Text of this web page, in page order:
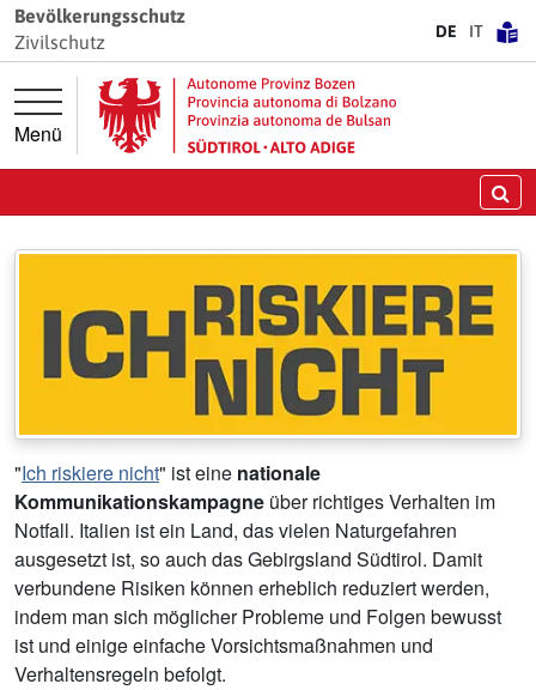
Springe direkt zur Hauptnavigation
Springe direkt zum Inhalt
Bevölkerungsschutz
Zivilschutz
DE IT
Menü Zivilschutz
Sicherheit. Verantwortung. Vertrauen.
"Ich riskiere nicht" ist eine nationale
Kommunikationskampagne über richtiges Verhalten im
Notfall. Italien ist ein Land, das vielen Naturgefahren
ausgesetzt ist, so auch das Gebirgsland Südtirol. Damit
verbundene Risiken können erheblich reduziert werden,
indem man sich möglicher Probleme und Folgen bewusst
ist und einige einfache Vorsichtsmaßnahmen und
Verhaltensregeln befolgt.